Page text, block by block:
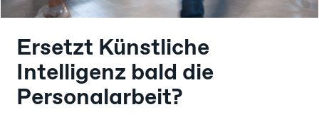
Ersetzt Künstliche
Intelligenz bald die
Personalarbeit?